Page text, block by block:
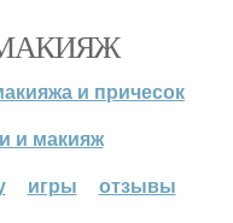
и причесок
и макияж
игры отзывы